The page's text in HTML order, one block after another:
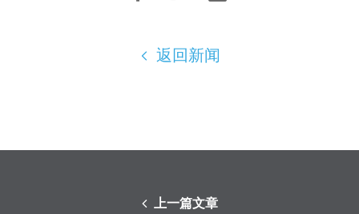
返回新闻
上一篇文章